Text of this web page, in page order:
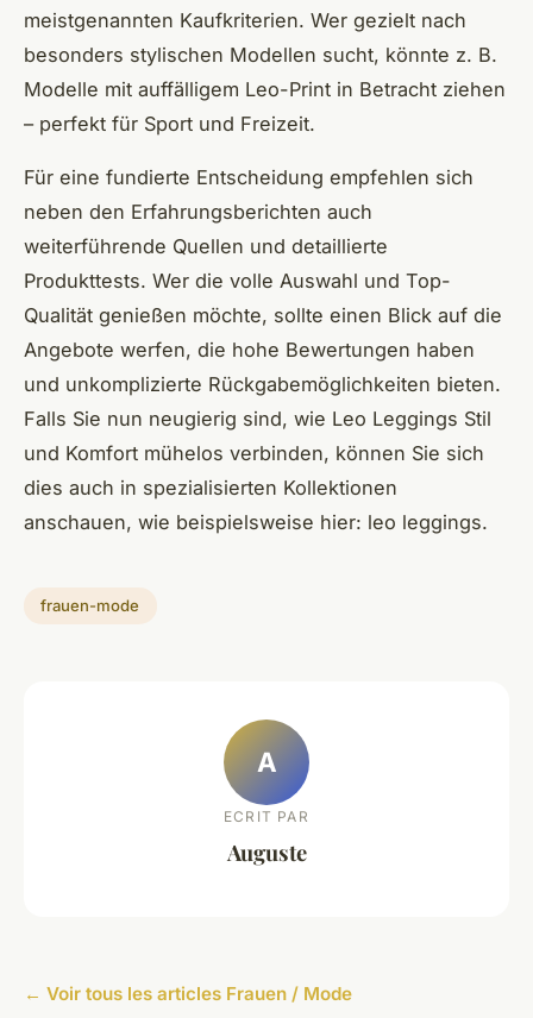
meistgenannten Kaufkriterien. Wer gezielt nach
besonders stylischen Modellen sucht, könnte z. B.
Modelle mit auffälligem Leo-Print in Betracht ziehen
– perfekt für Sport und Freizeit.
Für eine fundierte Entscheidung empfehlen sich
neben den Erfahrungsberichten auch
weiterführende Quellen und detaillierte
Produkttests. Wer die volle Auswahl und Top-
Qualität genießen möchte, sollte einen Blick auf die
Angebote werfen, die hohe Bewertungen haben
und unkomplizierte Rückgabemöglichkeiten bieten.
Falls Sie nun neugierig sind, wie Leo Leggings Stil
und Komfort mühelos verbinden, können Sie sich
dies auch in spezialisierten Kollektionen
anschauen, wie beispielsweise hier: leo leggings.
frauen-mode
A
ECRIT PAR
Auguste
← Voir tous les articles Frauen / Mode